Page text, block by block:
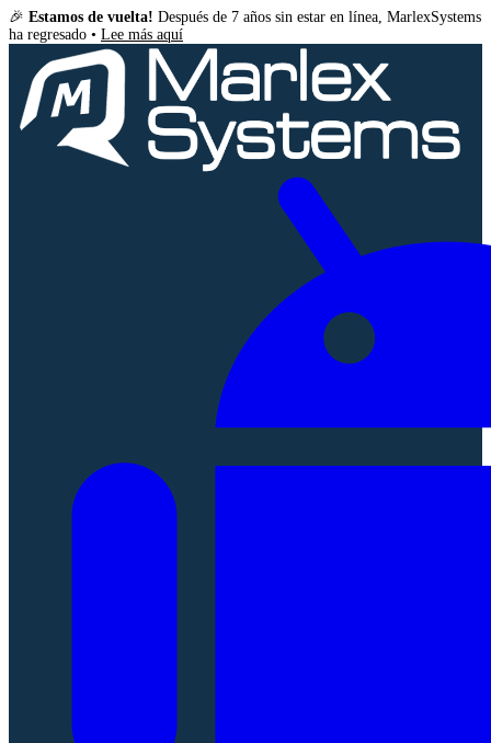
🎉 Estamos de vuelta! Después de 7 años sin estar en línea, MarlexSystems
ha regresado • Lee más aquí